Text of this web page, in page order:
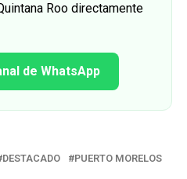
Roo directamente
de WhatsApp
DESTACADO PUERTO MORELOS